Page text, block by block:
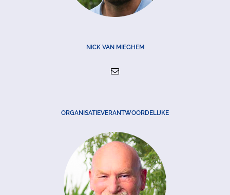
NICK VAN MIEGHEM
ORGANISATIEVERANTWOORDELIJKE